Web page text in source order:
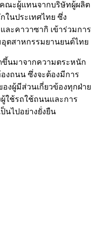
ณะผู้แทนจากบริษัทผู้ผลิต
ในประเทศไทย ซึ่ง
ละคาวาซากิ เข้าร่วมการ
ตสาหกรรมยานยนต์ไทย
ดขึ้นมาจากความตระหนัก
งถนน ซึ่งจะต้องมีการ
งผู้มีส่วนเกี่ยวข้องทุกฝ่าย
ใช้รถใช้ถนนและการ
นไปอย่างยั่งยืน